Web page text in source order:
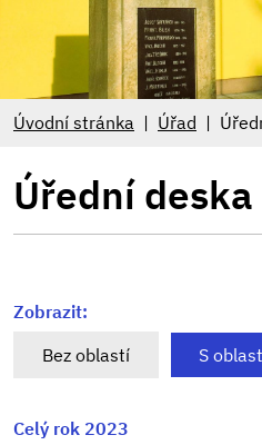
Úvodní stránka Úřad
Úřední deska
Zobrazit:
Bez oblastí
S
Celý rok 2023